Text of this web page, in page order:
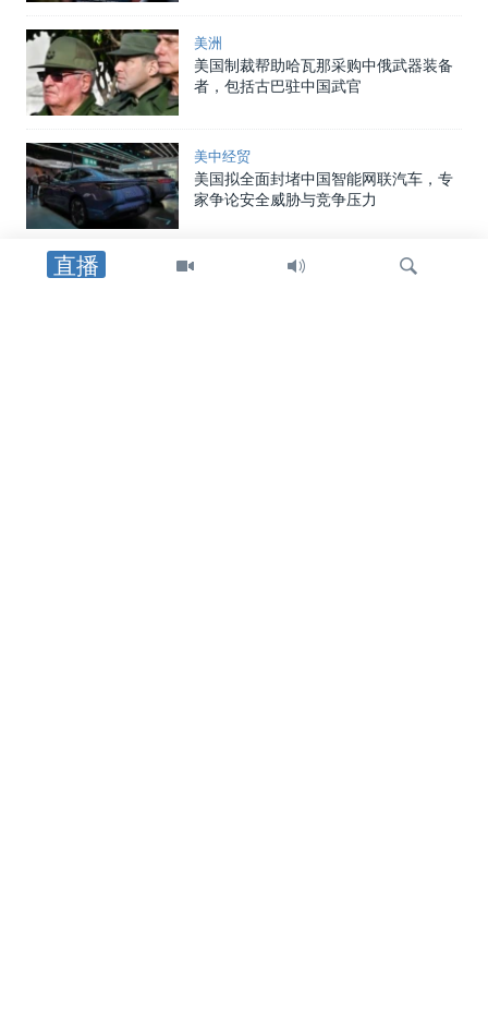
直播
美洲
美国制裁帮助哈瓦那采购中俄武器装备
者，包括古巴驻中国武官
美中经贸
美国拟全面封堵中国智能网联汽车，专
家争论安全威胁与竞争压力